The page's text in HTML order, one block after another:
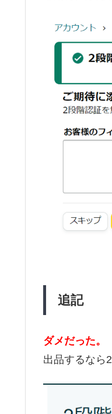
追記
ダメだった。
出品するなら